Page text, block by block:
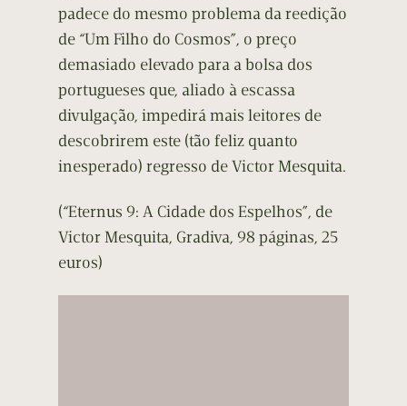
padece do mesmo problema da reedição
de “Um Filho do Cosmos”, o preço
demasiado elevado para a bolsa dos
portugueses que, aliado à escassa
divulgação, impedirá mais leitores de
descobrirem este (tão feliz quanto
inesperado) regresso de Victor Mesquita.
(“Eternus 9: A Cidade dos Espelhos”, de
Victor Mesquita, Gradiva, 98 páginas, 25
euros)